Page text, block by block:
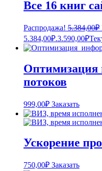
Все 16 книг
Распродажа! 5.384,00₽
5.384,00₽.3.590,00₽
потоков
999,00₽ Заказать
Ускорение
750,00₽ Заказать